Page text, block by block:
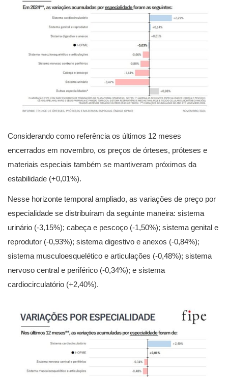
Considerando como referência os últimos 12 meses
encerrados em novembro, os preços de órteses, próteses e
materiais especiais também se mantiveram próximos da
estabilidade (+0,01%).
Nesse horizonte temporal ampliado, as variações de preço por
especialidade se distribuíram da seguinte maneira: sistema
urinário (-3,15%); cabeça e pescoço (-1,50%); sistema genital e
reprodutor (-0,93%); sistema digestivo e anexos (-0,84%);
sistema musculoesquelético e articulações (-0,48%); sistema
nervoso central e periférico (-0,34%); e sistema
cardiocirculatório (+2,40%).